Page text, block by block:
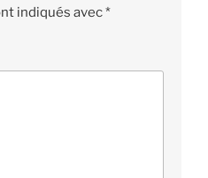
indiqués avec*